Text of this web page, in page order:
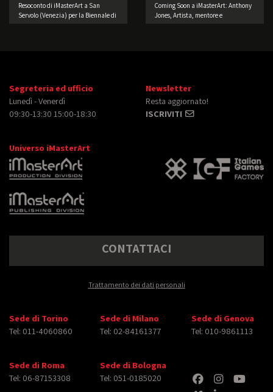
Resoconto di iMasterArt a San
Servolo (Venezia) per la Biennale di
Coming Soon a iMasterArt: Anthony
Jones, Artista, mentore e
Segreteria ed ufficio
Lunedì - Venerdì
09:30-13:30 15:00-18:30
Newsletter
Resta aggiornato!
ISCRIVITI
Universo iMasterArt
CONTATTACI
Trattamento dei dati personali
Sede di Torino
Tel: 011-4060860
Sede di Milano
Tel: 02-84161377
Sede di Genova
Tel: 010-9861113
Sede di Roma
Tel: 06-87153308
Sede di Bologna
Tel: 051-0185020